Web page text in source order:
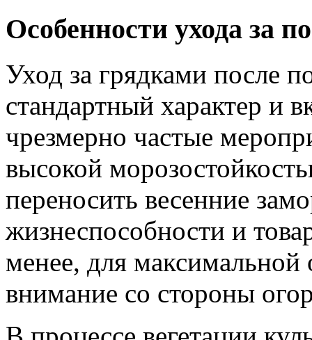
Особенности ухода за
Уход за грядками после
стандартный характер и
чрезмерно частые
высокой
переносить весенние
жизнеспособности и
менее, для максимальной
внимание со стороны